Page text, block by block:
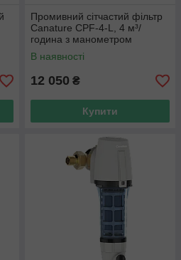
Промивний сітчастий фільтр
Canature CPF-4-L, 4 м³/
година з манометром
В наявності
12 050 ₴
Купити